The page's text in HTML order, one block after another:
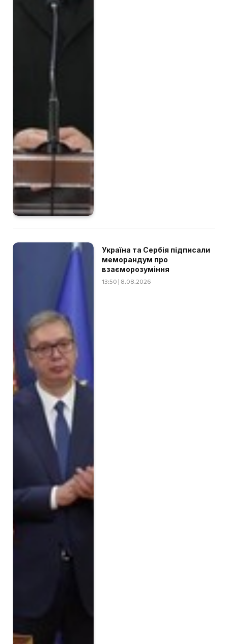
Україна та Сербія підписали
меморандум про
взаєморозуміння
13:50 | 8.08.2026